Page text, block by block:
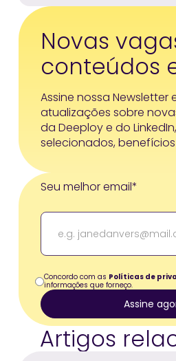
Novas
conteúdos
Assine nossa Newsletter
atualizações sobre
da Deeploy e do
selecionados,
Seu melhor email*
Concordo com as Políticas de
informações que forneço.
Artigos